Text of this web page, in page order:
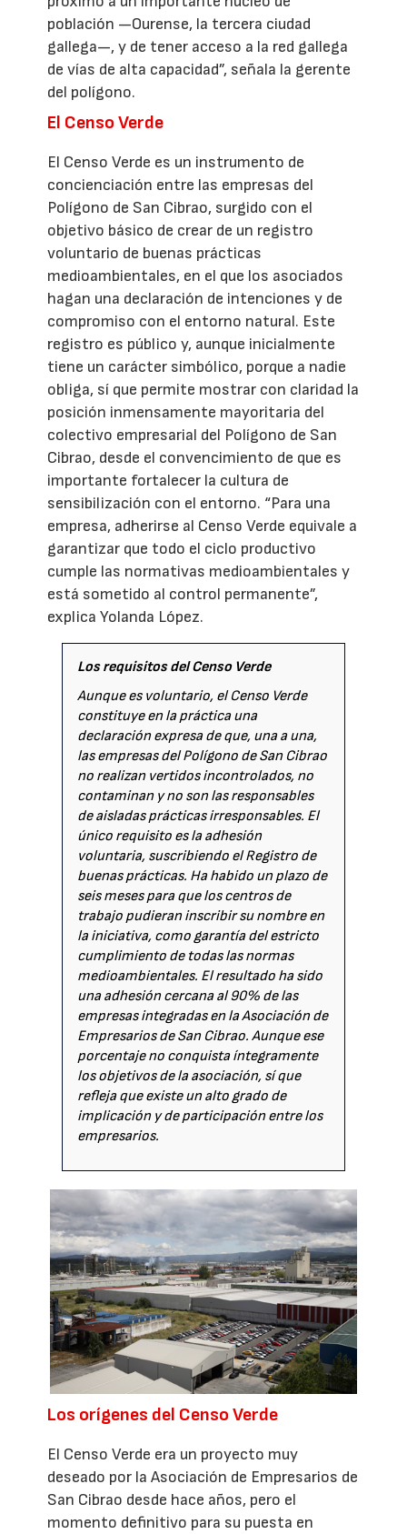
población —Ourense, la tercera ciudad
gallega—, y de tener acceso a la red gallega
de vías de alta capacidad”, señala la gerente
del polígono.
El Censo Verde
El Censo Verde es un instrumento de
concienciación entre las empresas del
Polígono de San Cibrao, surgido con el
objetivo básico de crear de un registro
voluntario de buenas prácticas
medioambientales, en el que los asociados
hagan una declaración de intenciones y de
compromiso con el entorno natural. Este
registro es público y, aunque inicialmente
tiene un carácter simbólico, porque a nadie
obliga, sí que permite mostrar con claridad la
posición inmensamente mayoritaria del
colectivo empresarial del Polígono de San
Cibrao, desde el convencimiento de que es
importante fortalecer la cultura de
sensibilización con el entorno. “Para una
empresa, adherirse al Censo Verde equivale a
garantizar que todo el ciclo productivo
cumple las normativas medioambientales y
está sometido al control permanente”,
explica Yolanda López.
Los requisitos del Censo Verde
Aunque es voluntario, el Censo Verde
constituye en la práctica una
declaración expresa de que, una a una,
las empresas del Polígono de San Cibrao
no realizan vertidos incontrolados, no
contaminan y no son las responsables
de aisladas prácticas irresponsables. El
único requisito es la adhesión
voluntaria, suscribiendo el Registro de
buenas prácticas. Ha habido un plazo de
seis meses para que los centros de
trabajo pudieran inscribir su nombre en
la iniciativa, como garantía del estricto
cumplimiento de todas las normas
medioambientales. El resultado ha sido
una adhesión cercana al 90% de las
empresas integradas en la Asociación de
Empresarios de San Cibrao. Aunque ese
porcentaje no conquista íntegramente
los objetivos de la asociación, sí que
refleja que existe un alto grado de
implicación y de participación entre los
empresarios.
Los orígenes del Censo Verde
El Censo Verde era un proyecto muy
deseado por la Asociación de Empresarios de
San Cibrao desde hace años, pero el
momento definitivo para su puesta en